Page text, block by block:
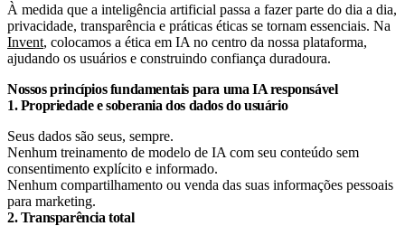
À medida que a inteligência artificial passa a fazer parte do dia a dia,
privacidade, transparência e práticas éticas se tornam essenciais. Na
Invent, colocamos a ética em IA no centro da nossa plataforma,
ajudando os usuários e construindo confiança duradoura.
Nossos princípios fundamentais para uma IA responsável
1. Propriedade e soberania dos dados do usuário
Seus dados são seus, sempre.
Nenhum treinamento de modelo de IA com seu conteúdo sem
consentimento explícito e informado.
Nenhum compartilhamento ou venda das suas informações pessoais
para marketing.
2. Transparência total